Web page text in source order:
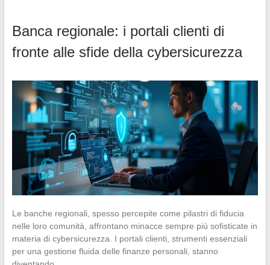
Banca regionale: i portali clienti di
fronte alle sfide della cybersicurezza
Le banche regionali, spesso percepite come pilastri di fiducia
nelle loro comunità, affrontano minacce sempre più sofisticate in
materia di cybersicurezza. I portali clienti, strumenti essenziali
per una gestione fluida delle finanze personali, stanno